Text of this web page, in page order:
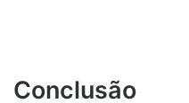
Conclusão